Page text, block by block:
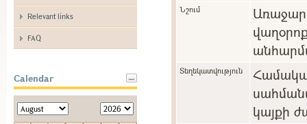
Relevant links
FAQ
Calendar
Նշում
Տեղեկատվություն
կայքի